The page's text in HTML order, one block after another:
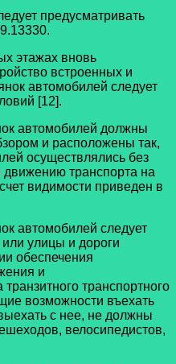
предусматривать
этажах вновь
встроенных и
автомобилей следует
[12].
автомобилей должны
и расположены так,
осуществлялись без
транспорта на
видимости приведен в
автомобилей следует
улицы и дороги
обеспечения
и
транспортного
возможности въехать
с нее, не должны
велосипедистов,